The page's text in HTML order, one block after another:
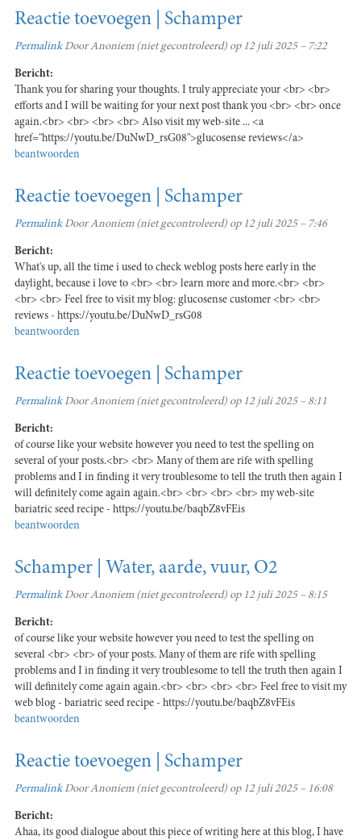
Reactie toevoegen | Schamper
PermalinkDoorAnoniem (niet gecontroleerd) op 12 juli 2025 – 7:22
Bericht:
Thank you for sharing your thoughts. I truly appreciate your <br> <br>
efforts and I will be waiting for your next post thank you <br> <br> once
again.<br> <br> <br> <br> Also visit my web-site ... <a
href="https://youtu.be/DuNwD_rsG08">glucosense reviews</a>
beantwoorden
Reactie toevoegen | Schamper
PermalinkDoorAnoniem (niet gecontroleerd) op 12 juli 2025 – 7:46
Bericht:
What's up, all the time i used to check weblog posts here early in the
daylight, because i love to <br> <br> learn more and more.<br> <br>
<br> <br> Feel free to visit my blog: glucosense customer <br> <br>
reviews - https://youtu.be/DuNwD_rsG08
beantwoorden
Reactie toevoegen | Schamper
PermalinkDoorAnoniem (niet gecontroleerd) op 12 juli 2025 – 8:11
Bericht:
of course like your website however you need to test the spelling on
several of your posts.<br> <br> Many of them are rife with spelling
problems and I in finding it very troublesome to tell the truth then again I
will definitely come again again.<br> <br> <br> <br> my web-site
bariatric seed recipe - https://youtu.be/baqbZ8vFEis
beantwoorden
Schamper | Water, aarde, vuur, O2
PermalinkDoorAnoniem (niet gecontroleerd) op 12 juli 2025 – 8:15
Bericht:
of course like your website however you need to test the spelling on
several <br> <br> of your posts. Many of them are rife with spelling
problems and I in finding it very troublesome to tell the truth then again I
will definitely come again again.<br> <br> <br> <br> Feel free to visit my
web blog - bariatric seed recipe - https://youtu.be/baqbZ8vFEis
beantwoorden
Reactie toevoegen | Schamper
PermalinkDoorAnoniem (niet gecontroleerd) op 12 juli 2025 – 16:08
Bericht:
Ahaa, its good dialogue about this piece of writing here at this blog, I have